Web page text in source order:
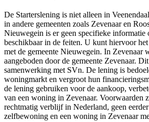
De Starterslening is niet alleen in
in andere gemeenten zoals Zevenaar en
Nieuwegein is er geen specifieke informatie
beschikbaar in de feiten. U kunt hiervoor het
met de gemeente Nieuwegein. In Zevenaar
aangeboden door de gemeente Zevenaar.
samenwerking met SVn. De lening is
woningmarkt en vergroot hun
de lening gebruiken voor de aankoop,
van een woning in Zevenaar. Voorwaarden
rechtmatig verblijf in Nederland, geen
zelfbewoning en een woning in Zevenaar